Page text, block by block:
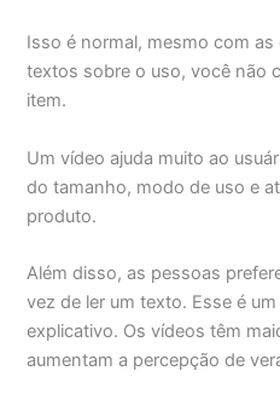
Isso é normal, mesmo com
textos sobre o uso, você não
item.
Um vídeo ajuda muito ao
do tamanho, modo de uso e
produto.
Além disso, as pessoas
vez de ler um texto. Esse é
explicativo. Os vídeos têm
aumentam a percepção de